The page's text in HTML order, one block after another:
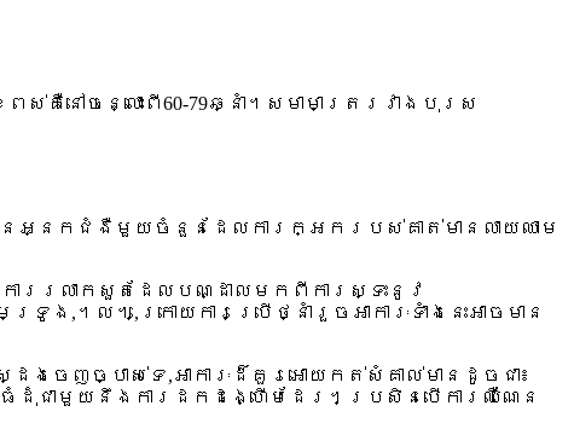
គឺនៅចន្លោះពី60-79ឆ្នាំ។សមាមាត្ររវាងបុរស
នអ្នកជំងឺមួយចំនួនដែលការក្អករបស់គាត់មានលាយឈាម
ាររលាកសួតដែលបណ្ដាលមកពីការស្ទះនូវ
។ល។,ក្រោយការប្រើថ្នាំរួចអាការៈទាំងនេះអាចមាន
ញច្បាស់ទេ,អាការៈដ៏គួរអោយកត់សំគាល់មានដូចជា៖
ដុំជាមួយនឹងការដកដង្ហើមដែរ។ប្រសិនបើការឈឺណែន